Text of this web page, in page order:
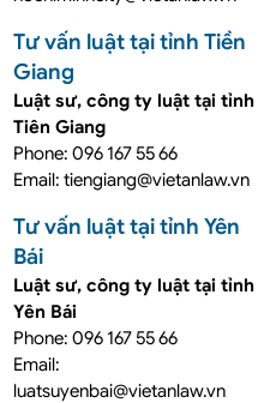
Tư vấn luật tại tỉnh Tiền
Giang
Luật sư, công ty luật tại tỉnh
Tiên Giang
Phone: 096 167 55 66
Email: tiengiang@vietanlaw.vn
Tư vấn luật tại tỉnh Yên
Bái
Luật sư, công ty luật tại tỉnh
Yên Bái
Phone: 096 167 55 66
Email:
luatsuyenbai@vietanlaw.vn